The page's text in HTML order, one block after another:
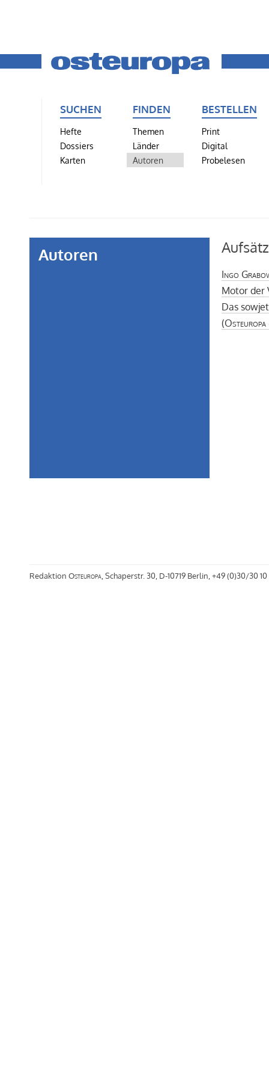
SUCHEN
Hefte
Dossiers
Karten
FINDEN
Themen
Länder
Autoren
BESTELLEN
Print
Digital
Probelesen
Autoren
Ingo
Motor der
Das
(Osteuropa
Redaktion Osteuropa, Schaperstr. 30, D-10719 Berlin, +49 (0)30/30